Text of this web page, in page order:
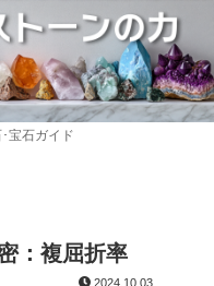
宝石ガイド
：複屈折率
2024.10.03